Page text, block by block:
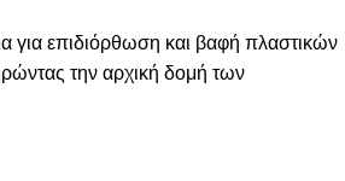
για επιδιόρθωση και βαφή πλαστικών
την αρχική δομή των